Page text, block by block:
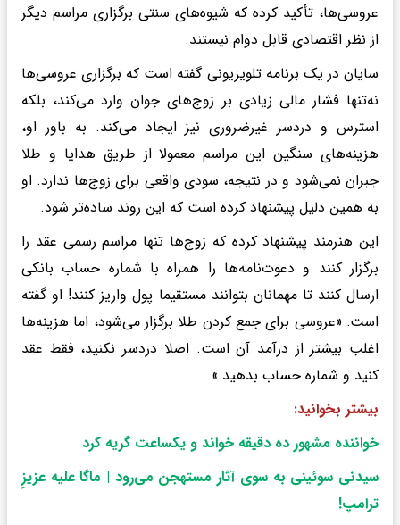
عروسی‌ها، تأکید کرده که شیوه‌های سنتی برگزاری مراسم دیگر
از نظر اقتصادی قابل دوام نیستند.
سایان در یک برنامه تلویزیونی گفته است که برگزاری عروسی‌ها
نه‌تنها فشار مالی زیادی بر زوج‌های جوان وارد می‌کند، بلکه
استرس و دردسر غیرضروری نیز ایجاد می‌کند. به باور او،
هزینه‌های سنگین این مراسم معمولا از طریق هدایا و طلا
جبران نمی‌شود و در نتیجه، سودی واقعی برای زوج‌ها ندارد. او
به همین دلیل پیشنهاد کرده است که این روند ساده‌تر شود.
این هنرمند پیشنهاد کرده که زوج‌ها تنها مراسم رسمی عقد را
برگزار کنند و دعوت‌نامه‌ها را همراه با شماره حساب بانکی
ارسال کنند تا مهمانان بتوانند مستقیما پول واریز کنند! او گفته
است: «عروسی برای جمع کردن طلا برگزار می‌شود، اما هزینه‌ها
اغلب بیشتر از درآمد آن است. اصلا دردسر نکنید، فقط عقد
کنید و شماره حساب بدهید.»
بیشتر بخوانید:
خواننده مشهور ده دقیقه خواند و یکساعت گریه کرد
سیدنی سوئینی به سوی آثار مستهجن می‌رود | ماگا علیه عزیزِ
ترامپ!